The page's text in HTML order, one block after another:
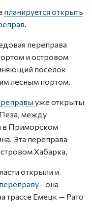
планируется открыть
.
переправа
и островом
поселок
лесным портом.
уже открыты
между
в Приморском
Эта переправа
Хабарка,
открыли и
- она
трассе Емецк — Рато